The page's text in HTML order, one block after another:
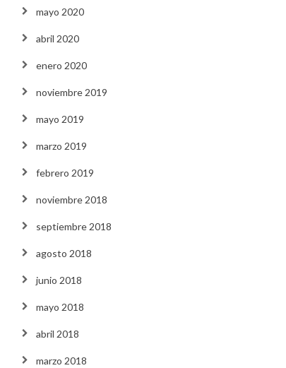
mayo 2020
abril 2020
enero 2020
noviembre 2019
mayo 2019
marzo 2019
febrero 2019
noviembre 2018
septiembre 2018
agosto 2018
junio 2018
mayo 2018
abril 2018
marzo 2018